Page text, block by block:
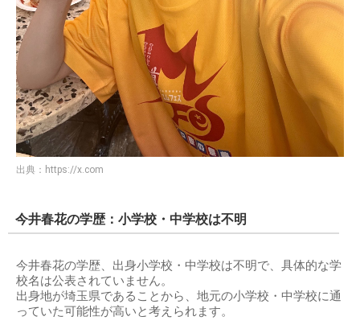
出典： https://x.com
今井春花の学歴：小学校・中学校は不明
今井春花の学歴、出身小学校・中学校は不明で、具体的な学
校名は公表されていません。
出身地が埼玉県であることから、地元の小学校・中学校に通
っていた可能性が高いと考えられます。